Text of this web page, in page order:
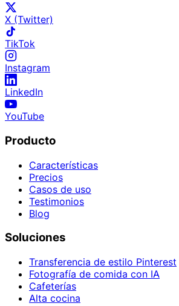
X (Twitter)
TikTok
Instagram
LinkedIn
YouTube
Producto
Características
Precios
Casos de uso
Testimonios
Blog
Soluciones
Transferencia de estilo Pinterest
Fotografía de comida con IA
Cafeterías
Alta cocina